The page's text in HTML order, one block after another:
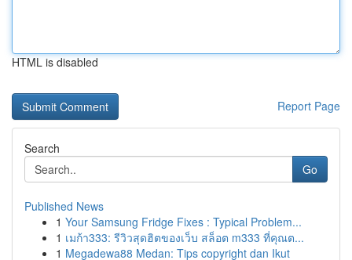
HTML is disabled
Report Page
Search
Go
Published News
1 Your Samsung Fridge Fixes : Typical Problem...
1 เมก้า333: รีวิวสุดฮิตของเว็บ สล็อต m333 ที่คุณต...
1 Megadewa88 Medan: Tips copyright dan Ikut